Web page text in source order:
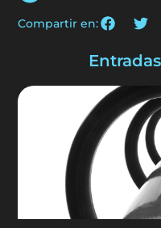
Compartir en: